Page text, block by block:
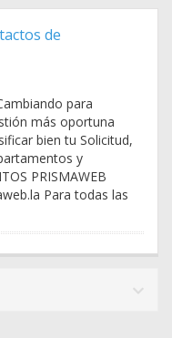
de
para
más oportuna
bien tu Solicitud,
y
PRISMAWEB
Para todas las